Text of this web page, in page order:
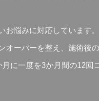
悩みに対応しています。
オーバーを整え、施術後
に一度を3か月間の12回